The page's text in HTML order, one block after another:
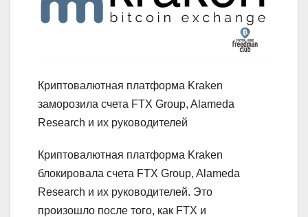
Криптовалютная платформа Kraken
заморозила счета FTX Group, Alameda
Research и их руководителей
Криптовалютная платформа Kraken
блокировала счета FTX Group, Alameda
Research и их руководителей. Это
произошло после того, как FTX и